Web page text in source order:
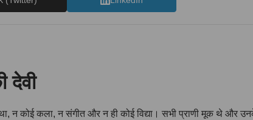
देवी
न कोई कला, न संगीत और न ही कोई विद्या। सभी प्राणी मूक थे और